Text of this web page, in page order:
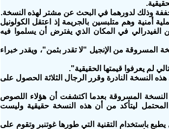
وذلك لدورهما في البحث عن مشتر لهذه النسخة.
أمنية وهم متلبسين بالجريمة إذ اعتقل الكولونيل
في المكان الذي يفترض أن يسلموا فيه
المسروقة من الإنجيل "لا تقدر بثمن"، ويقدر خبراء
لم يعرفوا قيمتها الحقيقية".
النادرة وقرر الرجال الثلاثة الحصول على
المسروقة بعدما اكتشفت أن هؤلاء اللصوص
ليتأكد من أن هذه النسخة حقيقية وليست
باستخدام التقنية التي طورها غوتنبر وتقوم على